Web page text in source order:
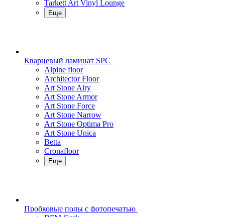
Tarkett Art Vinyl Lounge
Еще
Кварцевый ламинат SPC
Alpine floor
Architector Floor
Art Stone Airy
Art Stone Armor
Art Stone Force
Art Stone Narrow
Art Stone Optima Pro
Art Stone Unica
Betta
Cronafloor
Еще
Пробковые полы с фотопечатью